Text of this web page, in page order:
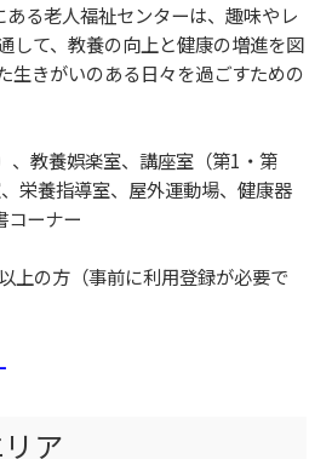
る老人福祉センターは、趣味やレ
して、教養の向上と健康の増進を図
生きがいのある日々を過ごすための
、教養娯楽室、講座室（第1・第
栄養指導室、屋外運動場、健康器
コーナー
上の方（事前に利用登録が必要で
ア